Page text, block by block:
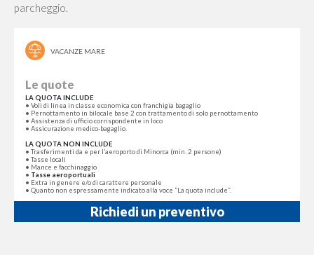
parcheggio.
Richiedi un preventivo
VACANZE MARE
Le quote
LA QUOTA INCLUDE
• Voli di linea in classe economica con franchigia bagaglio
• Pernottamento in bilocale base 2 con trattamento di solo pernottamento
• Assistenza di ufficio corrispondente in loco
• Assicurazione medico-bagaglio.
LA QUOTA NON INCLUDE
• Trasferimenti da e per l’aeroporto di Minorca (min. 2 persone)​
• Tasse locali
• Mance e facchinaggio
• Tasse aeroportuali
• Extra in genere e/o di carattere personale
• Quanto non espressamente indicato alla voce “La quota include”.